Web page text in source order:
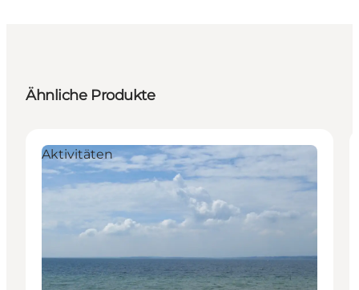
Ähnliche Produkte
Aktivitäten